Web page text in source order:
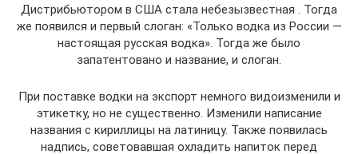
Дистрибьютором в США стала небезызвестная . Тогда
же появился и первый слоган: «Только водка из России —
настоящая русская водка». Тогда же было
запатентовано и название, и слоган.
При поставке водки на экспорт немного видоизменили и
этикетку, но не существенно. Изменили написание
названия с кириллицы на латиницу. Также появилась
надпись, советовавшая охладить напиток перед